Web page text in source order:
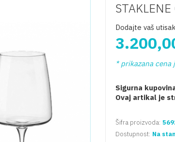
Dodajte vaš utisak
* prikazana cena
Sigurna
Ovaj artikal je
Šifra proizvoda:
Dostupnost: Na